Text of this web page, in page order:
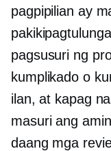
pagpipilian ay
pagsusuri ng
kumplikado o
ilan, at kapag
masuri ang
daang mga